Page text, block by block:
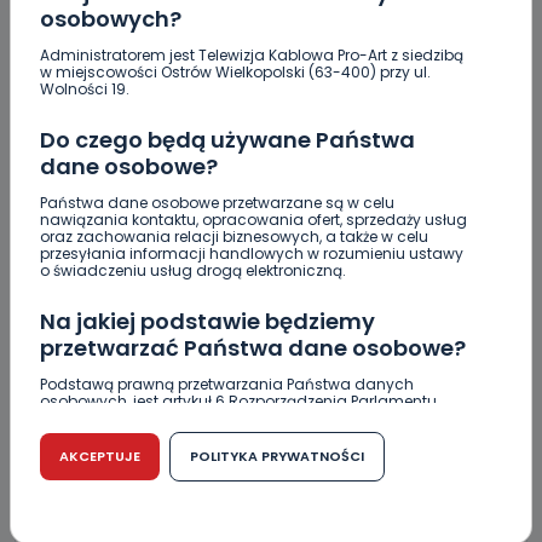
osobowych?
Administratorem jest Telewizja Kablowa Pro-Art z siedzibą
w miejscowości Ostrów Wielkopolski (63-400) przy ul.
Wolności 19.
Do czego będą używane Państwa
dane osobowe?
Państwa dane osobowe przetwarzane są w celu
nawiązania kontaktu, opracowania ofert, sprzedaży usług
oraz zachowania relacji biznesowych, a także w celu
przesyłania informacji handlowych w rozumieniu ustawy
o świadczeniu usług drogą elektroniczną.
Na jakiej podstawie będziemy
przetwarzać Państwa dane osobowe?
Podstawą prawną przetwarzania Państwa danych
osobowych, jest artykuł 6 Rozporządzenia Parlamentu
r. w sprawie ochrony osób fizycznych w związku z
przetwarzaniem danych osobowych w sprawie
swobodnego przepływu takich danych oraz uchylenia
dyrektywy 95/46/WE (RODO).
AKCEPTUJE POLITYKA PRYWATNOŚCI
Zderzenie kilku aut na DK25.…
06.08.2026 15:32
Zaginiona nastolatka. Policja
czeka na…
wyjaśnień. Nieoficjalnie: to kaliski urzędnik
Drugie podejście. Podpisano umowę na
dokończenie rewitalizacji parku
Z Krotoszyna do Wrocławia. Krótka ucieczka przed
policją